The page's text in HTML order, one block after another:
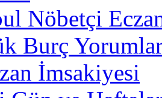
Nöbetçi
Burç
İmsakiyesi